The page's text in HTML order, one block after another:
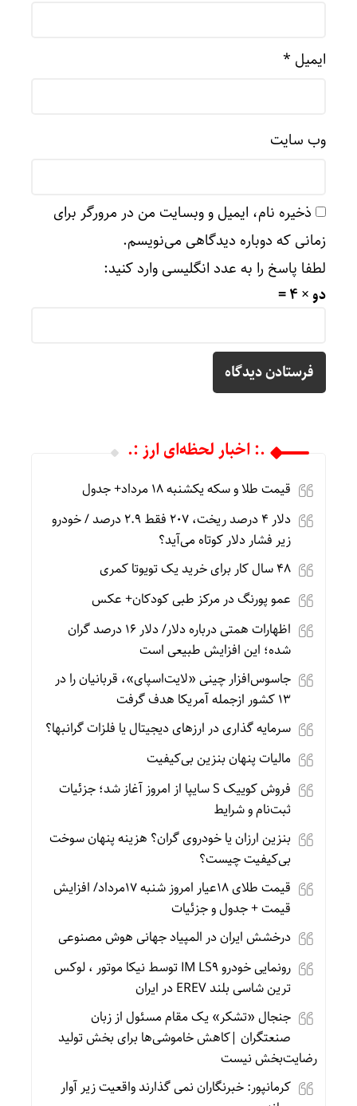
ایمیل *
وب‌ سایت
ذخیره نام، ایمیل و وبسایت من در مرورگر برای
زمانی که دوباره دیدگاهی می‌نویسم.
لطفا پاسخ را به عدد انگلیسی وارد کنید:
دو × 4 =
.: اخبار لحظه‌ای ارز :.
قیمت طلا و سکه یکشنبه 18 مرداد+ جدول
دلار ۴ درصد ریخت، ۲۰۷ فقط ۲.۹ درصد / خودرو
زیر فشار دلار کوتاه می‌آید؟
۴۸ سال کار برای خرید یک تویوتا کمری
عمو پورنگ در مرکز طبی کودکان+ عکس
اظهارات همتی درباره دلار/ دلار ۱۶ درصد گران
شده؛ این افزایش طبیعی است
جاسوس‌افزار چینی «لایت‌اسپای»، قربانیان را در
۱۳ کشور ازجمله آمریکا هدف گرفت
سرمایه گذاری در ارزهای دیجیتال یا فلزات گرانبها؟
مالیات پنهان بنزین بی‌کیفیت
فروش کوییک S سایپا از امروز آغاز شد؛ جزئیات
ثبت‌نام و شرایط
بنزین ارزان یا خودروی گران؟ هزینه پنهان سوخت
بی‌کیفیت چیست؟
قیمت طلای 18عیار امروز شنبه 17مرداد/ افزایش
قیمت + جدول و جزئیات
درخشش ایران در المپیاد جهانی هوش مصنوعی
رونمایی خودرو IM LS9 توسط نیکا موتور ، لوکس
ترین شاسی بلند EREV در ایران
جنجال «تشکر» یک مقام مسئول از زبان
صنعتگران |کاهش خاموشی‌ها برای بخش تولید
رضایت‌بخش نیست
کرمانپور: خبرنگاران نمی گذارند واقعیت زیر آوار